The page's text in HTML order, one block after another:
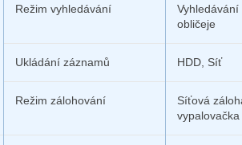
Režim vyhledávání
obličeje
Ukládání záznamů HDD, Síť
Režim zálohování
Síťová
vypalovačka